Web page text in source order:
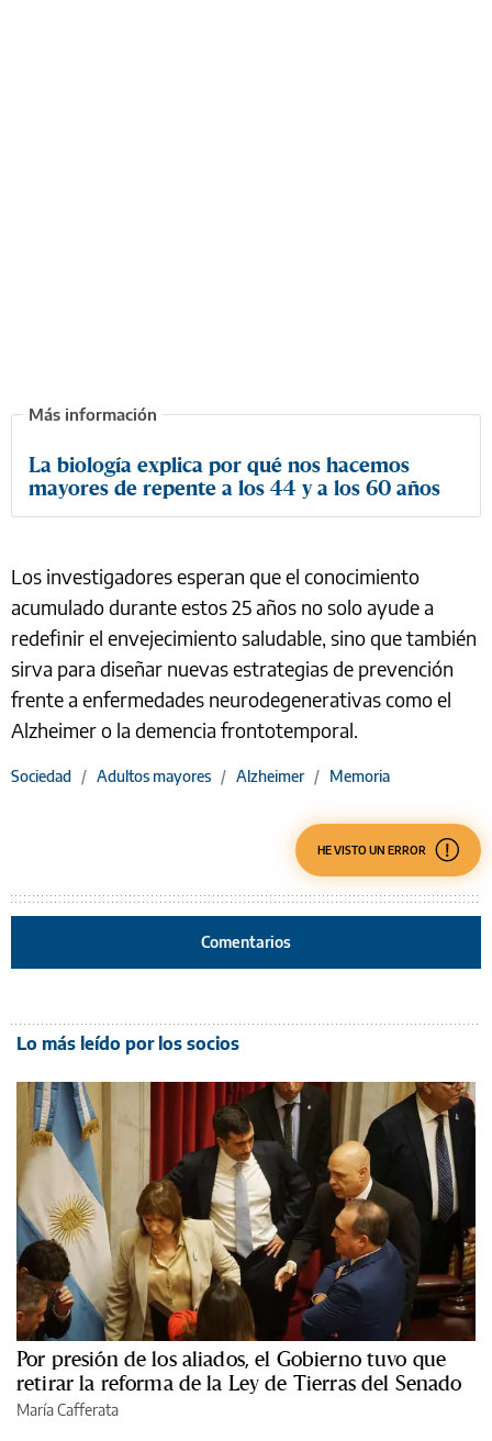
La biología explica por qué nos hacemos
mayores de repente a los 44 y a los 60 años
Los investigadores esperan que el conocimiento
acumulado durante estos 25 años no solo ayude a
redefinir el envejecimiento saludable, sino que también
sirva para diseñar nuevas estrategias de prevención
frente a enfermedades neurodegenerativas como el
Alzheimer o la demencia frontotemporal.
Sociedad / Adultos mayores / Alzheimer / Memoria
HE VISTO UN ERROR
Comentarios
Lo más leído por los socios
Por presión de los aliados, el Gobierno tuvo que
retirar la reforma de la Ley de Tierras del Senado
María Cafferata